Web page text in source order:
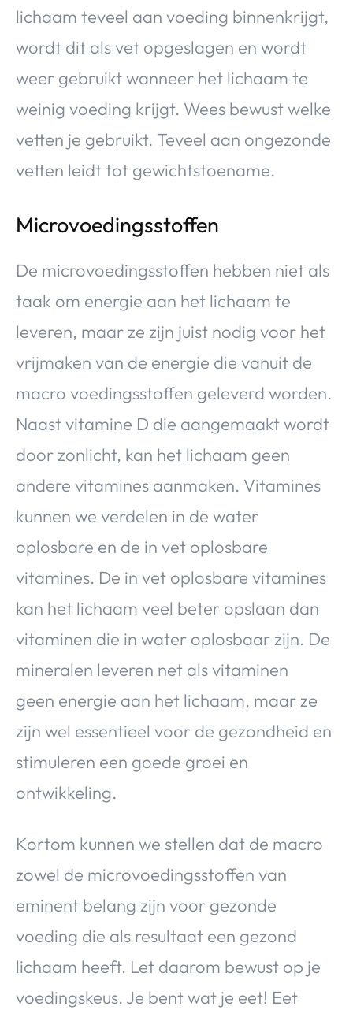
lichaam teveel aan voeding binnenkrijgt,
wordt dit als vet opgeslagen en wordt
weer gebruikt wanneer het lichaam te
weinig voeding krijgt. Wees bewust welke
vetten je gebruikt. Teveel aan ongezonde
vetten leidt tot gewichtstoename.
Microvoedingsstoffen
De microvoedingsstoffen hebben niet als
taak om energie aan het lichaam te
leveren, maar ze zijn juist nodig voor het
vrijmaken van de energie die vanuit de
macro voedingsstoffen geleverd worden.
Naast vitamine D die aangemaakt wordt
door zonlicht, kan het lichaam geen
andere vitamines aanmaken. Vitamines
kunnen we verdelen in de water
oplosbare en de in vet oplosbare
vitamines. De in vet oplosbare vitamines
kan het lichaam veel beter opslaan dan
vitaminen die in water oplosbaar zijn. De
mineralen leveren net als vitaminen
geen energie aan het lichaam, maar ze
zijn wel essentieel voor de gezondheid en
stimuleren een goede groei en
ontwikkeling.
Kortom kunnen we stellen dat de macro
zowel de microvoedingsstoffen van
eminent belang zijn voor gezonde
voeding die als resultaat een gezond
lichaam heeft. Let daarom bewust op je
voedingskeus. Je bent wat je eet! Eet